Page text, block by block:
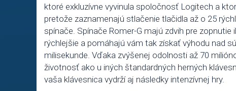
ktoré exkluzívne vyvinula spoločnosť Logitech a
pretože zaznamenajú stlačenie tlačidla až o 25
spínače. Spínače Romer-G majú zdvih pre zopnutie
rýchlejšie a pomáhajú vám tak získať výhodu nad
milisekunde. Vďaka zvýšenej odolnosti až 70
životnosť ako u iných štandardných herných
vaša klávesnica vydrží aj následky intenzívnej hry.